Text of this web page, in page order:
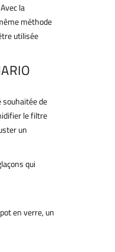
la
méthode
utilisée
souhaitée de
le filtre
un
qui
en verre, un